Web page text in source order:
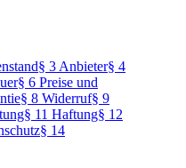
§ 3 Anbieter§ 4
§ 6 Preise und
§ 8 Widerruf§ 9
§ 11 Haftung§ 12
§ 14